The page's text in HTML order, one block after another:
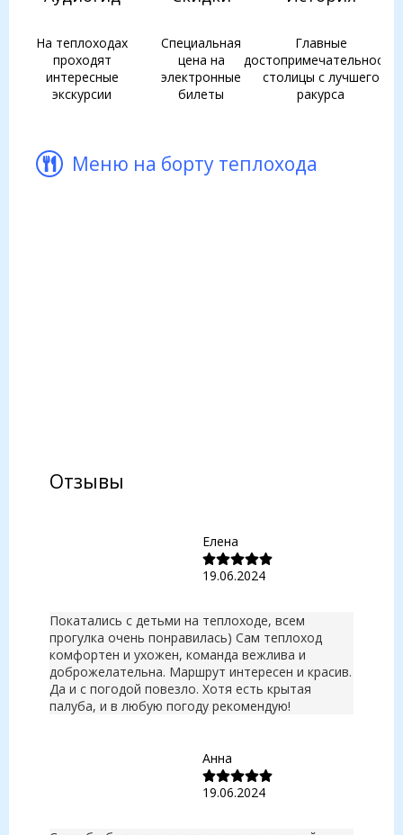
На теплоходах
проходят
интересные
экскурсии
Специальная
цена на
электронные
билеты
Главные
достопримечательности
столицы с лучшего
ракурса
Меню на борту теплохода
Отзывы
Елена
19.06.2024
Покатались с детьми на теплоходе, всем
прогулка очень понравилась) Сам теплоход
комфортен и ухожен, команда вежлива и
доброжелательна. Маршрут интересен и красив.
Да и с погодой повезло. Хотя есть крытая
палуба, и в любую погоду рекомендую!
Анна
19.06.2024